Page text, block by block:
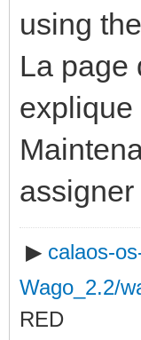
using
La page
explique
▶ calaos-
Wago_2.2/
RED